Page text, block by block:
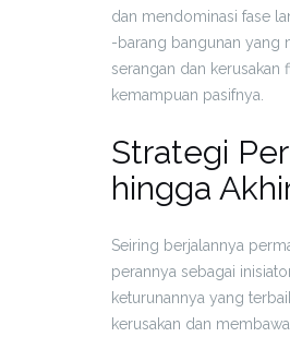
dan mendominasi fase
-barang bangunan yang
serangan dan kerusakan
kemampuan pasifnya.
Strategi
hingga
Seiring berjalannya
perannya sebagai
keturunannya yang
kerusakan dan